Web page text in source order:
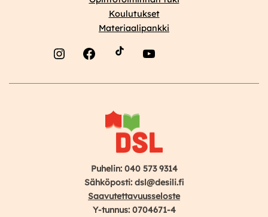
Koulutukset
Materiaalipankki
Puhelin: 040 573 9314
Sähköposti: dsl@desili.fi
Saavutettavuusseloste
Y-tunnus: 0704671-4